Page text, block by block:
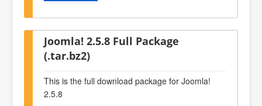
Joomla! 2.5.8 Full Package
(.tar.bz2)
This is the full download package for Joomla!
2.5.8